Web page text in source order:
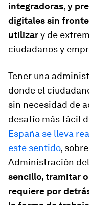
integradoras, y
digitales sin
utilizary de
ciudadanos y
Tener una
donde el
sin necesidad de
desafío más fácil
España se lleva
este sentido,
Administración
sencillo, tramitar
requiere por